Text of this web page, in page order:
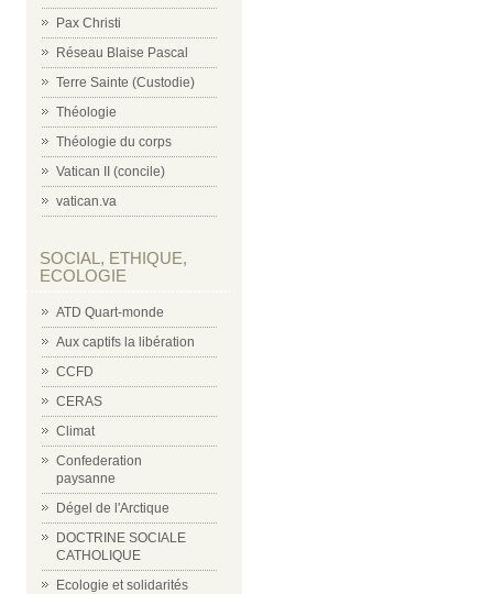
Pax Christi
Réseau Blaise Pascal
Terre Sainte (Custodie)
Théologie
Théologie du corps
Vatican II (concile)
vatican.va
SOCIAL, ETHIQUE,
ECOLOGIE
ATD Quart-monde
Aux captifs la libération
CCFD
CERAS
Climat
Confederation
paysanne
Dégel de l'Arctique
DOCTRINE SOCIALE
CATHOLIQUE
Ecologie et solidarités